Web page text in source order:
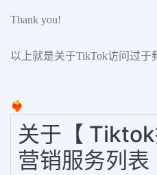
Thank you!
以上就是关于TikTok访问过于
❤️‍🔥
关于【
营销服务列表